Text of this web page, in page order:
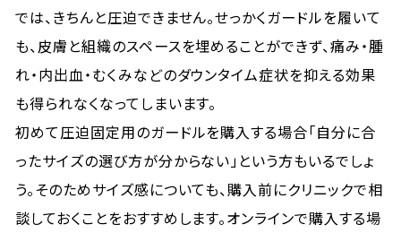
では、きちんと圧迫できません。せっかくガードルを履いて
も、皮膚と組織のスペースを埋めることができず、痛み・腫
れ・内出血・むくみなどのダウンタイム症状を抑える効果
も得られなくなってしまいます。
初めて圧迫固定用のガードルを購入する場合「自分に合
ったサイズの選び方が分からない」という方もいるでしょ
う。そのためサイズ感についても、購入前にクリニックで相
談しておくことをおすすめします。オンラインで購入する場